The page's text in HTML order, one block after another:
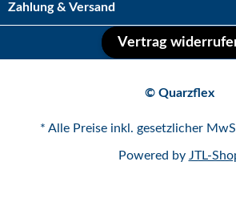
Auf Lager
Kugelhahn 2 x IG 1
Zahlung & Versand
Vertrag
© Quarzflex
* Alle Preise inkl. gesetzlicher
Powered by JTL-